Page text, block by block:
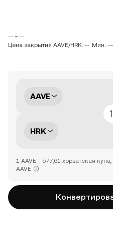
-- ~ --
Цена закрытия AAVE/HRK: -- Мин.: --
AAVE
HRK
1 AAVE = 577,61 хорватская
AAVE